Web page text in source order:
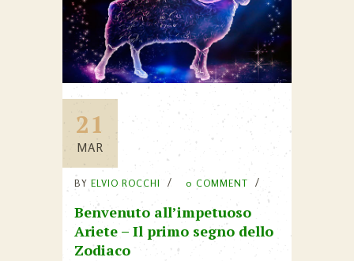
21
MAR
BY ELVIO ROCCHI 0 COMMENT
Benvenuto all’impetuoso
Ariete – Il primo segno dello
Zodiaco